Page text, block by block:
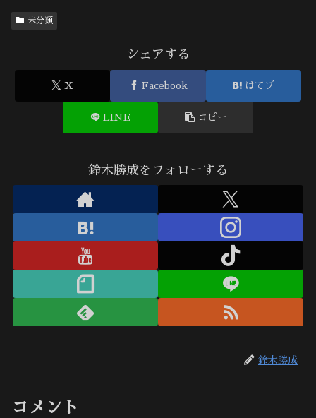
未分類
シェアする
X Facebook はてブ
LINE コピー
鈴木勝成をフォローする
鈴木勝成
コメント